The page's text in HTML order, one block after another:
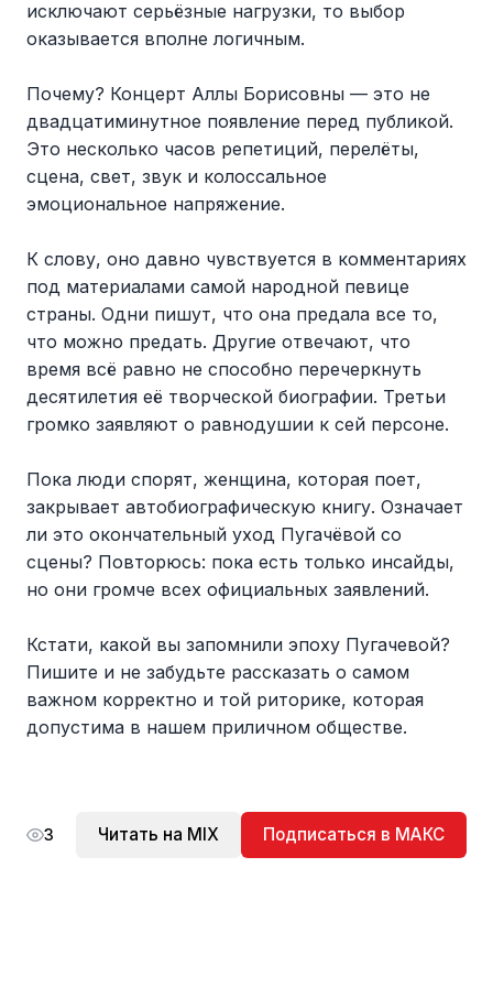
исключают серьёзные нагрузки, то выбор
оказывается вполне логичным.
Почему? Концерт Аллы Борисовны — это не
двадцатиминутное появление перед публикой.
Это несколько часов репетиций, перелёты,
сцена, свет, звук и колоссальное
эмоциональное напряжение.
К слову, оно давно чувствуется в комментариях
под материалами самой народной певице
страны. Одни пишут, что она предала все то,
что можно предать. Другие отвечают, что
время всё равно не способно перечеркнуть
десятилетия её творческой биографии. Третьи
громко заявляют о равнодушии к сей персоне.
Пока люди спорят, женщина, которая поет,
закрывает автобиографическую книгу. Означает
ли это окончательный уход Пугачёвой со
сцены? Повторюсь: пока есть только инсайды,
но они громче всех официальных заявлений.
Кстати, какой вы запомнили эпоху Пугачевой?
Пишите и не забудьте рассказать о самом
важном корректно и той риторике, которая
допустима в нашем приличном обществе.
3 Читать на MIX Подписаться в МАКС